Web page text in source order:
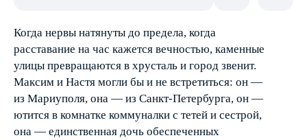
Когда нервы натянуты до предела, когда
расставание на час кажется вечностью, каменные
улицы превращаются в хрусталь и город звенит.
Максим и Настя могли бы и не встретиться: он —
из Мариуполя, она — из Санкт-Петербурга, он —
ютится в комнатке коммуналки с тетей и сестрой,
она — единственная дочь обеспеченных